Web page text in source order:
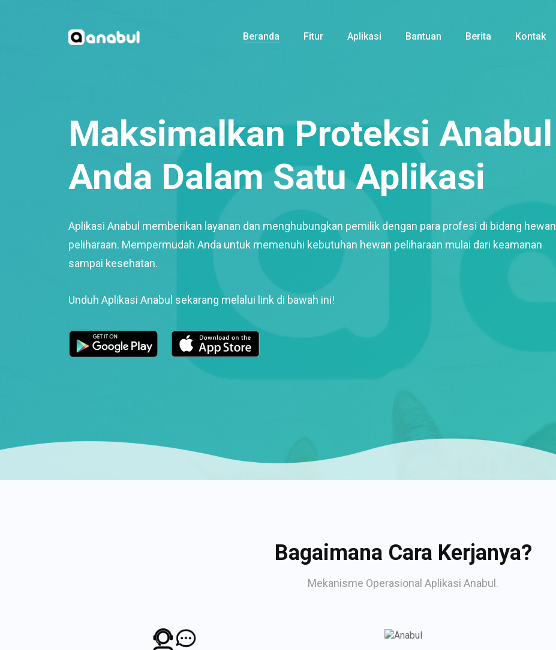
Beranda Fitur Aplikasi Bantuan Berita Kontak
Maksimalkan Proteksi Anabul
Anda Dalam Satu Aplikasi
Aplikasi Anabul memberikan layanan dan menghubungkan pemilik dengan para profesi di bidang hewan
peliharaan. Mempermudah Anda untuk memenuhi kebutuhan hewan peliharaan mulai dari keamanan
sampai kesehatan.
Unduh Aplikasi Anabul sekarang melalui link di bawah ini!
Bagaimana Cara Kerjanya?
Mekanisme Operasional Aplikasi Anabul.